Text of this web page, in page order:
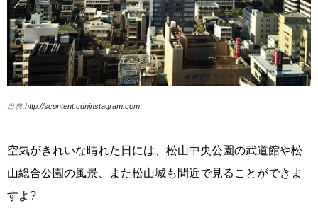
出典:http://scontent.cdninstagram.com
空気がきれいな晴れた日には、松山中央公園の武道館や松
山総合公園の風景、また松山城も間近で見ることができま
すよ?